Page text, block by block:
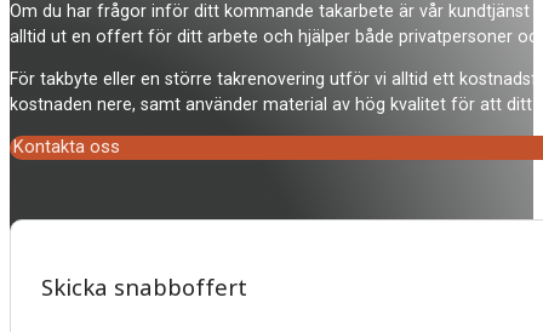
Om du har frågor inför ditt kommande takarbete är vår
alltid ut en offert för ditt arbete och hjälper både privatpersoner
För takbyte eller en större takrenovering utför vi alltid ett
kostnaden nere, samt använder material av hög kvalitet för att ditt
Kontakta oss
Skicka snabboffert